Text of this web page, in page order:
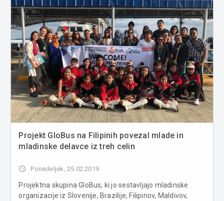
Projekt GloBus na Filipinih povezal mlade in
mladinske delavce iz treh celin
access_time Ponedeljek, 25.02.2019
Projektna skupina GloBus, ki jo sestavljajo mladinske
organizacije iz Slovenije, Brazilije, Filipinov, Maldivov,